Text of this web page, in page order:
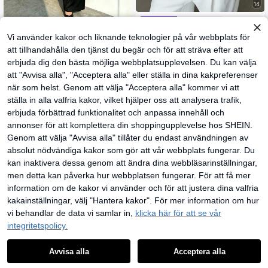
#Tidlös svart
delar för vår/sommar, stickad ärmlö
s topp med spetskant och patchwor
k, raka vida byxor, avslappnat och e
legant för pendling
237kr
#Affärsmässig casual
EU Warehouse Elenzga Elegant mode
14
EU Warehouse
Elenzga Minimalistisk,
avslappnad stickad topp med korsri
ngning och nischdesign
118 kr
#Enfärgad Bodycon-klänning
EU Warehouse Elenzga Ny ankomst f
yrkantig halsringning ärmlös texture
0
Vi använder kakor och liknande teknologier på vår webbplats för
att tillhandahålla den tjänst du begär och för att sträva efter att
erbjuda dig den bästa möjliga webbplatsupplevelsen. Du kan välja
att "Avvisa alla", "Acceptera alla" eller ställa in dina kakpreferenser
när som helst. Genom att välja "Acceptera alla" kommer vi att
ställa in alla valfria kakor, vilket hjälper oss att analysera trafik,
erbjuda förbättrad funktionalitet och anpassa innehåll och
annonser för att komplettera din shoppingupplevelse hos SHEIN.
Genom att välja "Avvisa alla" tillåter du endast användningen av
absolut nödvändiga kakor som gör att vår webbplats fungerar. Du
kan inaktivera dessa genom att ändra dina webbläsarinställningar,
men detta kan påverka hur webbplatsen fungerar. För att få mer
information om de kakor vi använder och för att justera dina valfria
kakainställningar, välj "Hantera kakor". För mer information om hur
vi behandlar de data vi samlar in, klicka här för att se vår
integritetspolicy.
Avvisa alla Acceptera alla